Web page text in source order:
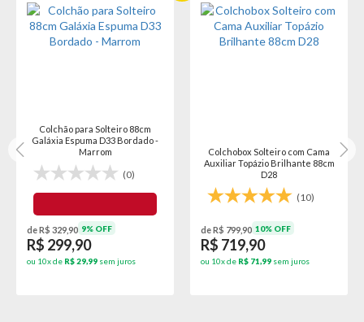
Colchão para Solteiro 88cm
Galáxia Espuma D33 Bordado -
Marrom
(0)
de R$ 329,90 9% OFF
R$ 299,90
ou 10x de R$ 29,99 sem juros
Colchobox Solteiro com Cama
Auxiliar Topázio Brilhante 88cm
D28
(10)
de R$ 799,90 10% OFF
R$ 719,90
ou 10x de R$ 71,99 sem juros